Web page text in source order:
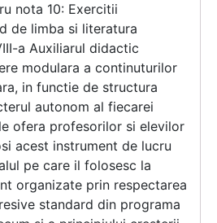
nota 10: Exercitii
de limba si literatura
a Auxiliarul didactic
modulara a continuturilor
in functie de structura
autonom al fiecarei
ofera profesorilor si elevilor
acest instrument de lucru
pe care il folosesc la
organizate prin respectarea
standard din programa